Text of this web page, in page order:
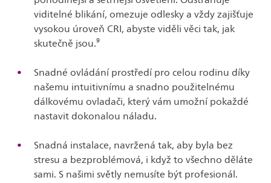
viditelné blikání, omezuje odlesky a vždy zajišťuje
vysokou úroveň CRI, abyste viděli věci tak, jak
skutečně jsou.⁹
Snadné ovládání prostředí pro celou rodinu díky
našemu intuitivnímu a snadno použitelnému
dálkovému ovladači, který vám umožní pokaždé
nastavit dokonalou náladu.
Snadná instalace, navržená tak, aby byla bez
stresu a bezproblémová, i když to všechno děláte
sami. S našimi světly nemusíte být profesionál.